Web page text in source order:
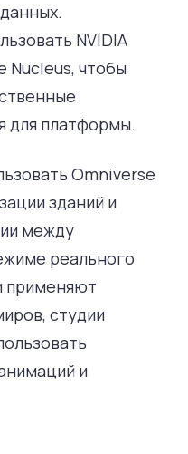
NVIDIA
Nucleus, чтобы
для платформы.
Omniverse
зданий и
между
реального
применяют
студии
и